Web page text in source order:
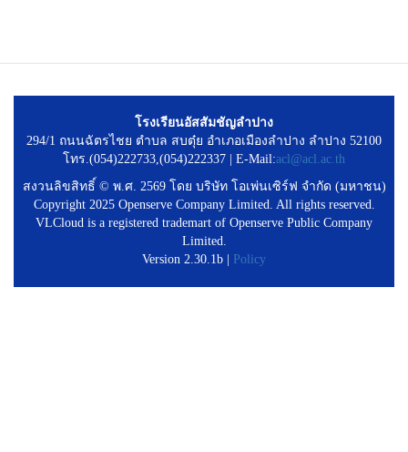
โรงเรียนอัสสัมชัญลำปาง
294/1 ถนนฉัตรไชย ตำบล สบตุ๋ย อำเภอเมืองลำปาง ลำปาง 52100
โทร.(054)222733,(054)222337 | E-Mail:acl@acl.ac.th
สงวนลิขสิทธิ์ © พ.ศ. 2569 โดย บริษัท โอเพ่นเซิร์ฟ จำกัด (มหาชน)
Copyright 2025 Openserve Company Limited. All rights reserved.
VLCloud is a registered trademart of Openserve Public Company
Limited.
Version 2.30.1b |
Policy